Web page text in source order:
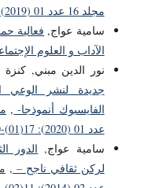
مجلد 16 عدد 01 (2019): 16(01)-2019
سامية عواج, فعالية
الآداب و العلوم الإجتماعية: مجلد 19 عدد
نور الدين مبني,
جديدة لنشر
الفايسبوك أنموذجا- ,
عدد 01 (2020): 17(01)-2020
سامية عواج, الدور
لركن ثقافي ناجح – ,